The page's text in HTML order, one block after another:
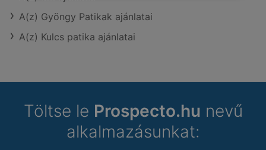
A(z) Gyöngy Patikak ajánlatai
A(z) Kulcs patika ajánlatai
Töltse le Prospecto.hu nevű
alkalmazásunkat: